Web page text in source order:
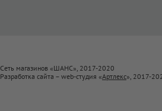
Сеть магазинов «ШАНС», 2017-2020
Разработка сайта – web-студия «Артлекс», 2017-